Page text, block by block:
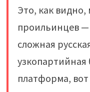
Это, как видно,
проильинцев —
сложная
узкопартийная
платформа, вот